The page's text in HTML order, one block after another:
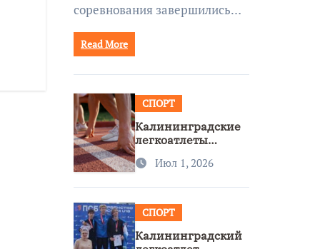
соревнования завершились…
Read More
СПОРТ
Калининградские
легкоатлеты
бронзы на
Июл 1, 2026
СПОРТ
Калининградский